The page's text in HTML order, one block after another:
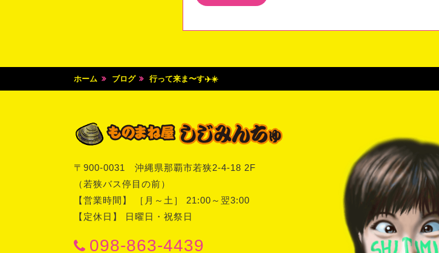
ホーム ブログ 行って来ま〜す✈️☀️
〒 900-0031 沖縄県那覇市若狭2-4-18 2F
（若狭バス停目の前）
【営業時間】 ［月～土］ 21:00～翌3:00
【定休日】 日曜日・祝祭日
098-863-4439